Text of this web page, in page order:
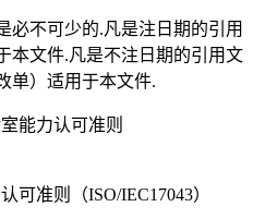
必不可少的.凡是注日期的引用
本文件.凡是不注日期的引用文
单）适用于本文件.
能力认可准则
可准则（ISO/IEC17043）